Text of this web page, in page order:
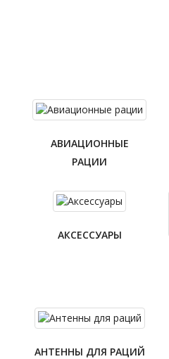
АВИАЦИОННЫЕ
РАЦИИ
АКСЕССУАРЫ
АНТЕННЫ ДЛЯ РАЦИЙ